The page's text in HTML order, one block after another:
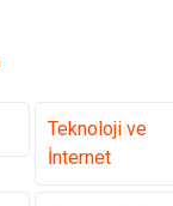
Teknoloji ve
İnternet